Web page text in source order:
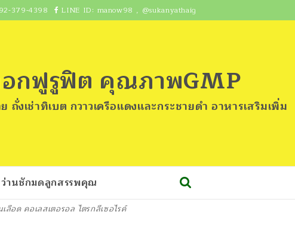
379-4398 LINE ID: manow98 , @sukanyathaig
อกฟูรูฟิต คุณภาพGMP
เช่าทิเบต กวาวเครือแดงและกระชายดำ อาหารเสริมเพิ่ม
ว่านชักมดลูกสรรพคุณ
ลือด คอเลสเตอรอล ไตรกลีเซอไรค์